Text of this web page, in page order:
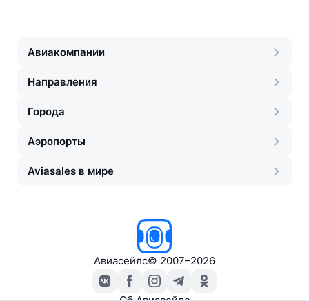
Авиакомпании
Направления
Города
Аэропорты
Aviasales в мире
Авиасейлс© 2007–2026